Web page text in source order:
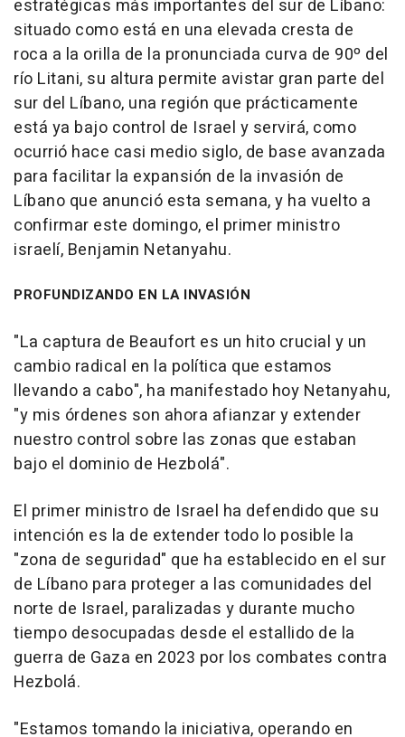
estratégicas más importantes del sur de Líbano:
situado como está en una elevada cresta de
roca a la orilla de la pronunciada curva de 90º del
río Litani, su altura permite avistar gran parte del
sur del Líbano, una región que prácticamente
está ya bajo control de Israel y servirá, como
ocurrió hace casi medio siglo, de base avanzada
para facilitar la expansión de la invasión de
Líbano que anunció esta semana, y ha vuelto a
confirmar este domingo, el primer ministro
israelí, Benjamin Netanyahu.
PROFUNDIZANDO EN LA INVASIÓN
"La captura de Beaufort es un hito crucial y un
cambio radical en la política que estamos
llevando a cabo", ha manifestado hoy Netanyahu,
"y mis órdenes son ahora afianzar y extender
nuestro control sobre las zonas que estaban
bajo el dominio de Hezbolá".
El primer ministro de Israel ha defendido que su
intención es la de extender todo lo posible la
"zona de seguridad" que ha establecido en el sur
de Líbano para proteger a las comunidades del
norte de Israel, paralizadas y durante mucho
tiempo desocupadas desde el estallido de la
guerra de Gaza en 2023 por los combates contra
Hezbolá.
"Estamos tomando la iniciativa, operando en